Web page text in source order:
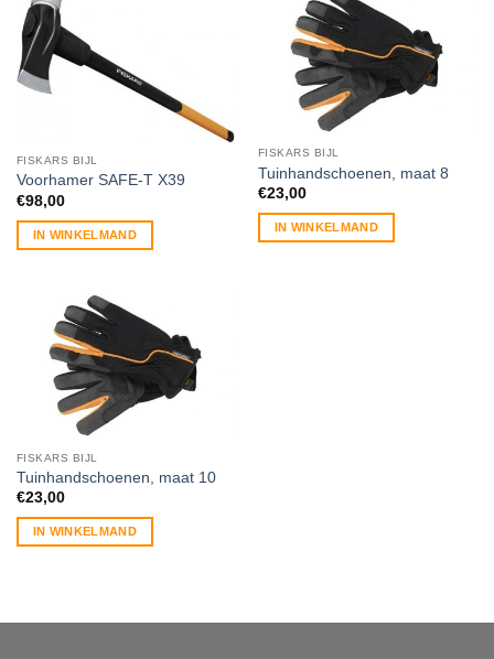
FISKARS BIJL
Voorhamer SAFE-T X39
€98,00
IN WINKELMAND
FISKARS BIJL
Tuinhandschoenen, maat 8
€23,00
IN WINKELMAND
FISKARS BIJL
Tuinhandschoenen, maat 10
€23,00
IN WINKELMAND